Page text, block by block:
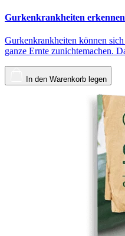
Gurkenkrankheiten
Gurkenkrankheiten können
ganze Ernte zunichtemachen.
In den Warenkorb legen